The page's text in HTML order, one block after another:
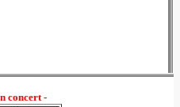
concert -